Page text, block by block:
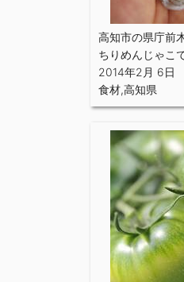
高知市の県庁前
ちりめんじゃこ
2014年2月 6日
食材,高知県